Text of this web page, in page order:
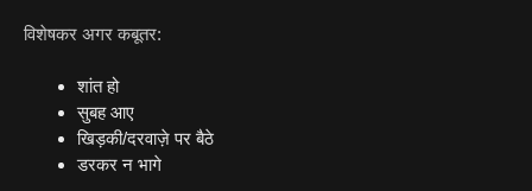
विशेषकर अगर कबूतर:
शांत हो
सुबह आए
खिड़की/दरवाज़े पर बैठे
डरकर न भागे